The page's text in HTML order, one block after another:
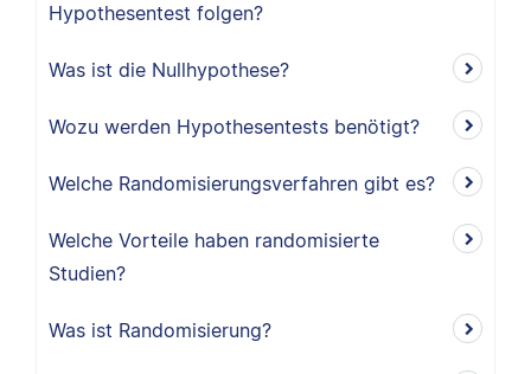
Hypothesentest folgen?
Was ist die Nullhypothese?
Wozu werden Hypothesentests benötigt?
Welche Randomisierungsverfahren gibt es?
Welche Vorteile haben randomisierte
Studien?
Was ist Randomisierung?